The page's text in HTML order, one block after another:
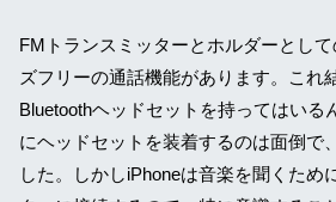
FMトランスミッターとホルダーとし
ズフリーの通話機能があります。これ
Bluetoothヘッドセットを持ってはいる
にヘッドセットを装着するのは面倒で
した。しかしiPhoneは音楽を聞くため